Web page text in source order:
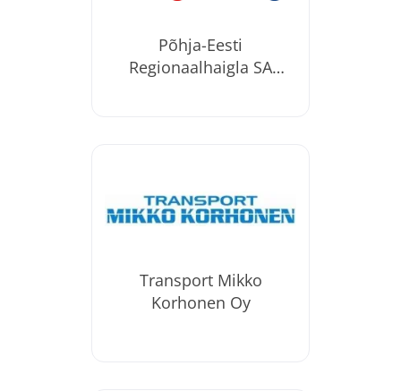
Põhja-Eesti
Regionaalhaigla SA
Transport Mikko
Korhonen Oy